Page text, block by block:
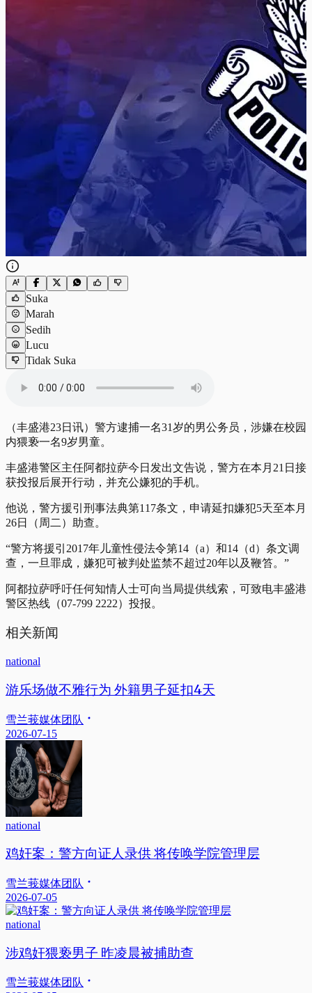
Suka
Marah
Sedih
Lucu
Tidak Suka
（丰盛港23日讯）警方逮捕一名31岁的男公务员，涉嫌在校园
内猥亵一名9岁男童。
丰盛港警区主任阿都拉萨今日发出文告说，警方在本月21日接
获投报后展开行动，并充公嫌犯的手机。
他说，警方援引刑事法典第117条文，申请延扣嫌犯5天至本月
26日（周二）助查。
“警方将援引2017年儿童性侵法令第14（a）和14（d）条文调
查，一旦罪成，嫌犯可被判处监禁不超过20年以及鞭笞。”
阿都拉萨呼吁任何知情人士可向当局提供线索，可致电丰盛港
警区热线（07-799 2222）投报。
相关新闻
national
游乐场做不雅行为 外籍男子延扣4天
雪兰莪媒体团队
2026-07-15
national
鸡奸案：警方向证人录供 将传唤学院管理层
雪兰莪媒体团队
2026-07-05
national
涉鸡奸猥亵男子 昨凌晨被捕助查
雪兰莪媒体团队